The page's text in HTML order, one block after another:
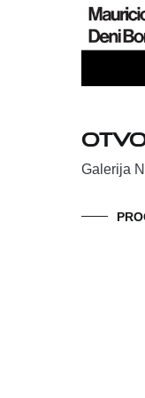
Galerija